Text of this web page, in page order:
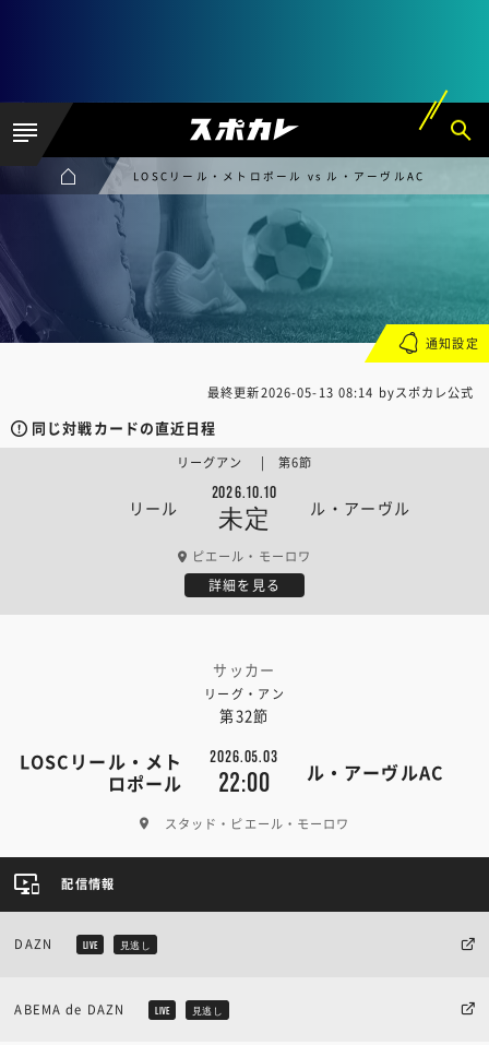
LOSCリール・メトロポール vs ル・アーヴルAC
最終更新2026-05-13 08:14 byスポカレ公式
同じ対戦カードの直近日程
リール
2026.10.10
未定 ル・アーヴル
リーグアン | 第6節
ピエール・モーロワ
詳細を見る
サッカー
リーグ・アン
第32節
LOSCリール・メト
ロポール
2026.05.03
22:00 ル・アーヴルAC
スタッド・ピエール・モーロワ
通知設定
配信情報
DAZN LIVE 見逃し
ABEMA de DAZN LIVE 見逃し